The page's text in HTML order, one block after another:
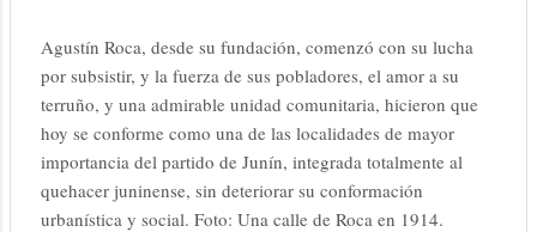
Agustín Roca, desde su fundación, comenzó con su lucha
por subsistir, y la fuerza de sus pobladores, el amor a su
terruño, y una admirable unidad comunitaria, hicieron que
hoy se conforme como una de las localidades de mayor
importancia del partido de Junín, integrada totalmente al
quehacer juninense, sin deteriorar su conformación
urbanística y social. Foto: Una calle de Roca en 1914.